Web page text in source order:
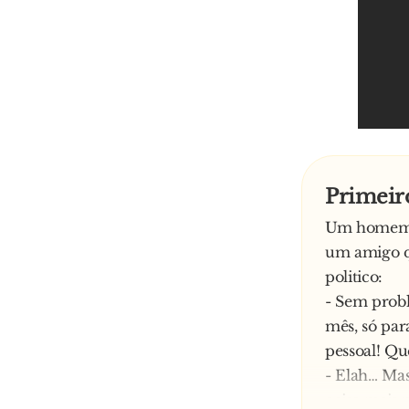
Um
um amigo
politico:
- Sem
mês, só
pessoal!
- Elah…